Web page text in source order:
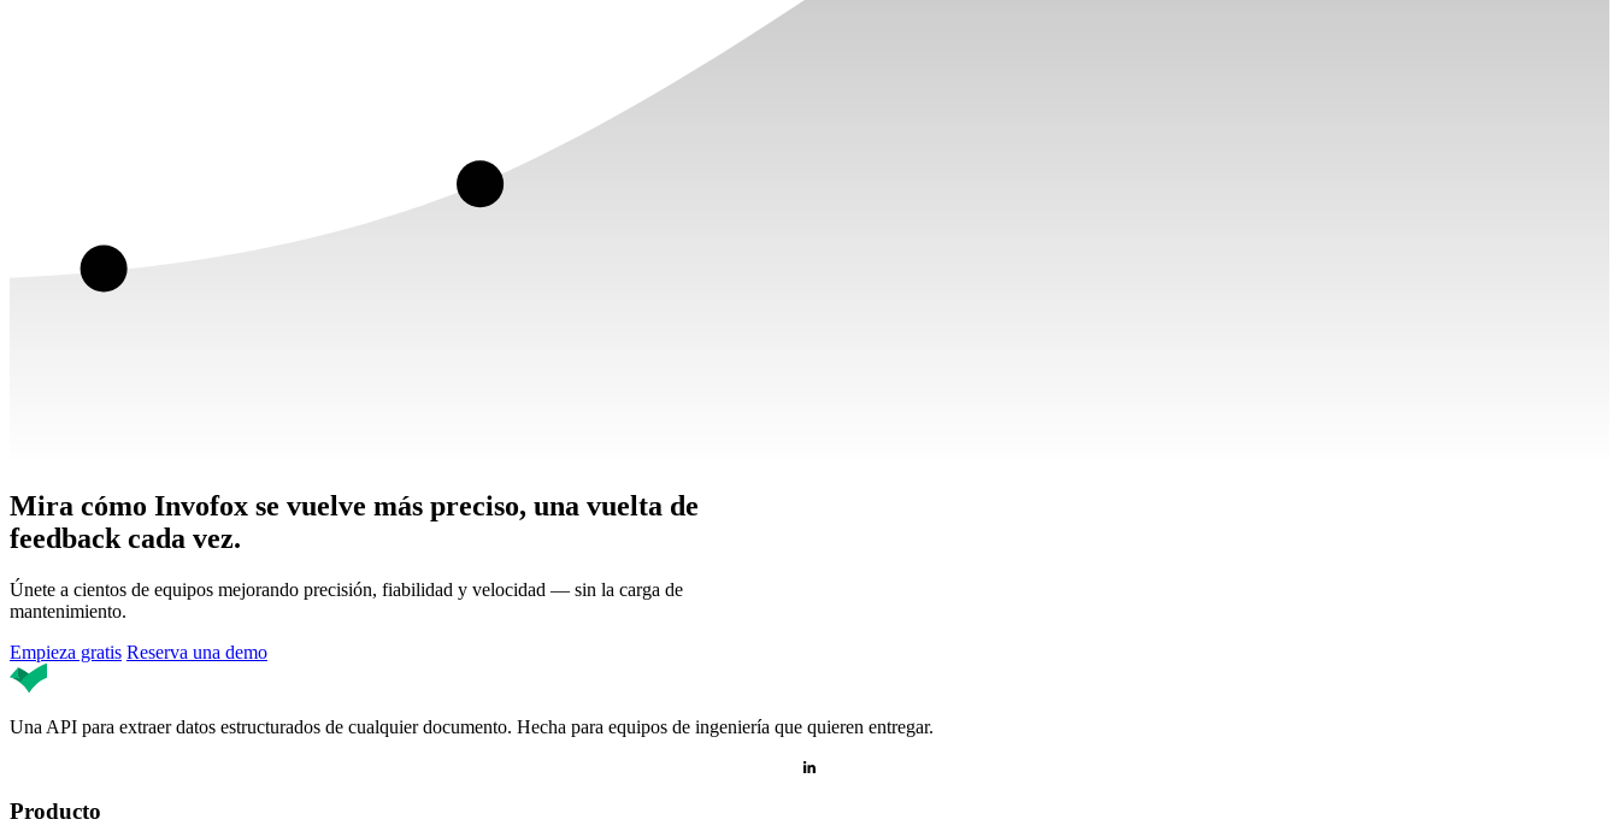
Mira cómo Invofox se vuelve más preciso, una vuelta de
feedback cada vez.
Únete a cientos de equipos mejorando precisión, fiabilidad y velocidad — sin la carga de
mantenimiento.
Empieza gratis Reserva una demo
Una API para extraer datos estructurados de cualquier documento. Hecha para equipos de ingeniería que quieren entregar.
Producto